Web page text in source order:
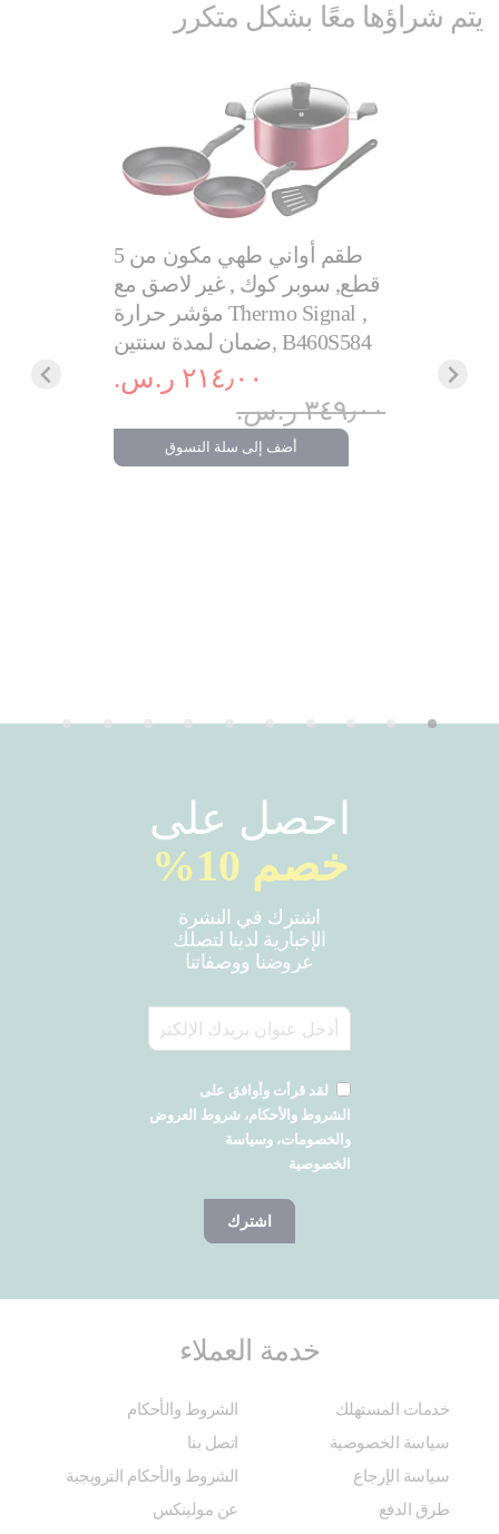
يتم شراؤها معًا بشكل متكرر
طقم أواني طهي مكون من 5
قطع, سوبر كوك , غير لاصق مع
مؤشر حرارة Thermo Signal ,
ضمان لمدة سنتين, B460S584
٢١٤٫٠٠ ر.س.‏
٣٤٩٫٠٠ ر.س.‏
أضف إلى سلة التسوق
مناسب
احصل على
خصم 10%
اشترك في النشرة
الإخبارية لدينا لتصلك
عروضنا ووصفاتنا
لقد قرأت وأوافق على
الشروط والأحكام، شروط العروض
والخصومات، وسياسة
الخصوصية
اشترك
خدمة العملاء
خدمات المستهلك
الشروط والأحكام
سياسة الخصوصية
اتصل بنا
سياسة الإرجاع
الشروط والأحكام الترويجية
طرق الدفع
عن مولينكس